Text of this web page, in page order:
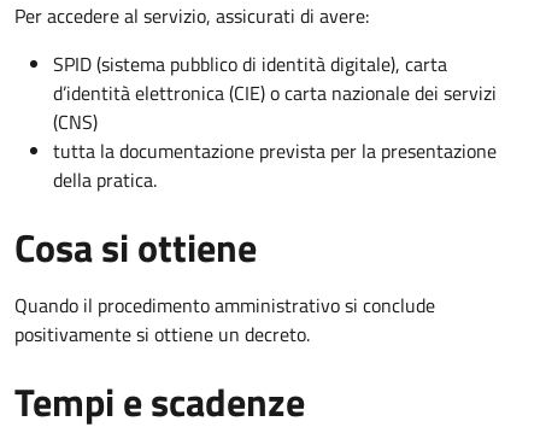
Per accedere al servizio, assicurati di avere:
SPID (sistema pubblico di identità digitale), carta
d’identità elettronica (CIE) o carta nazionale dei servizi
(CNS)
tutta la documentazione prevista per la presentazione
della pratica.
Cosa si ottiene
Quando il procedimento amministrativo si conclude
positivamente si ottiene un decreto.
Tempi e scadenze